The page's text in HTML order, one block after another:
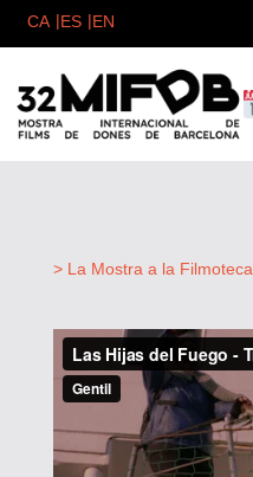
> La Mostra a la Filmoteca